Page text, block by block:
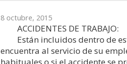
8 octubre, 2015
ACCIDENTES DE TRABAJO:
Están incluidos dentro de
encuentra al servicio de su